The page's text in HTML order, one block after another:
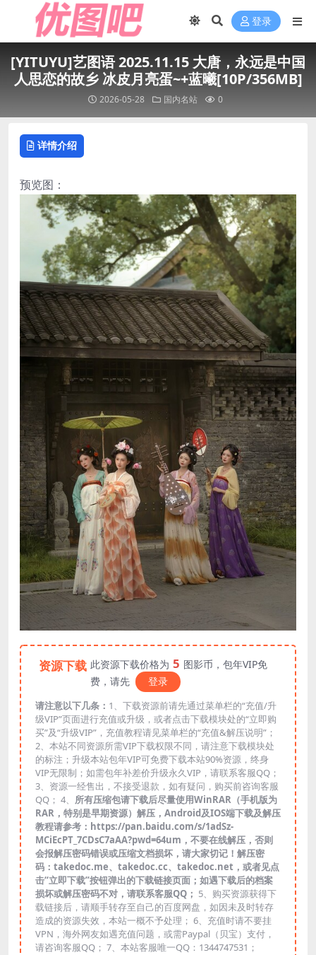
登录
[YITUYU]艺图语 2025.11.15 大唐，永远是中国
人思恋的故乡 冰皮月亮蛋~+蓝曦[10P/356MB]
2026-05-28 国内名站 0
详情介绍
预览图：
资源下载 此资源下载价格为 5 图影币，包年VIP免
费，请先
登录
请注意以下几条： 1、下载资源前请先通过菜单栏的“充值/升
级VIP”页面进行充值或升级，或者点击下载模块处的“立即购
买”及“升级VIP”，充值教程请见菜单栏的“充值&解压说明”；
2、本站不同资源所需VIP下载权限不同，请注意下载模块处
的标注；升级本站包年VIP可免费下载本站90%资源，终身
VIP无限制；如需包年补差价升级永久VIP，请联系客服QQ；
3、资源一经售出，不接受退款，如有疑问，购买前咨询客服
QQ； 4、 所有压缩包请下载后尽量使用WinRAR（手机版为
RAR，特别是早期资源）解压，Android及IOS端下载及解压
教程请参考：https://pan.baidu.com/s/1adSz-
MCiEcPT_7CDsC7aAA?pwd=64um，不要在线解压，否则
会报解压密码错误或压缩文档损坏，请大家切记！解压密
码：takedoc.me、takedoc.cc、takedoc.net，或者见点
击“立即下载”按钮弹出的下载链接页面；如遇下载后的档案
损坏或解压密码不对，请联系客服QQ； 5、购买资源获得下
载链接后，请顺手转存至自己的百度网盘，如因未及时转存
造成的资源失效，本站一概不予处理； 6、充值时请不要挂
VPN，海外网友如遇充值问题，或需Paypal（贝宝）支付，
请咨询客服QQ； 7、本站客服唯一QQ：1344747531；